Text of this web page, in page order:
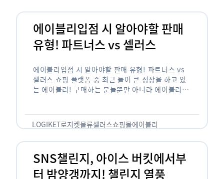
에이블리입점 시 알아야할 판매
유형! 파트너스 vs 셀러스
에이블리입점 시 알아야할 판매 유형! 파트너스 vs
셀러스 쇼핑 플랫폼 중 최근 들어 큰 성장을 하고 있
는 에이블리! 구매하는 분들뿐만 아니라 에이블리에
LOGIKET로지켓물류셀러스쇼핑몰에이블리
SNS챌린지, 아이스 버킷에서부
터 밤양갱까지! 챌린지 열풍